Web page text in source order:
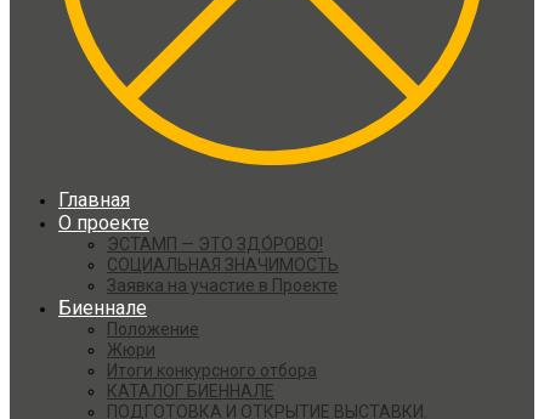
Главная
О проекте
ЭСТАМП — ЭТО ЗДО́РОВО!
СОЦИАЛЬНАЯ ЗНАЧИМОСТЬ
Заявка на участие в Проекте
Биеннале
Положение
Жюри
Итоги конкурсного отбора
КАТАЛОГ БИЕННАЛЕ
ПОДГОТОВКА И ОТКРЫТИЕ ВЫСТАВКИ.